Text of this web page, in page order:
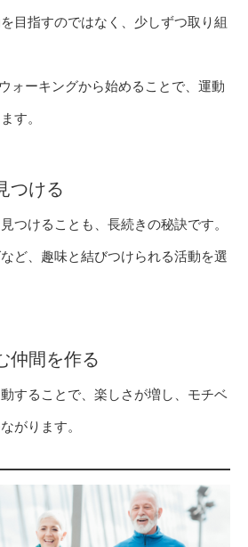
目指すのではなく、少しずつ取り組
ォーキングから始めることで、運動
す。
つける
つけることも、長続きの秘訣です。
ど、趣味と結びつけられる活動を選
仲間を作る
することで、楽しさが増し、モチベ
がります。